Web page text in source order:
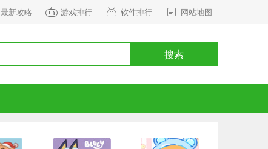
最新攻略 游戏排行 软件排行 网站地图
搜索